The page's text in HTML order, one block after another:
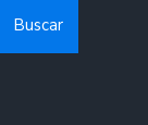
Buscar